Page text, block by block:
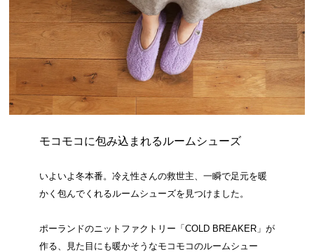
モコモコに包み込まれるルームシューズ
いよいよ冬本番。冷え性さんの救世主、一瞬で足元を暖
かく包んでくれるルームシューズを見つけました。
ポーランドのニットファクトリー「COLD BREAKER」が
作る、見た目にも暖かそうなモコモコのルームシュー